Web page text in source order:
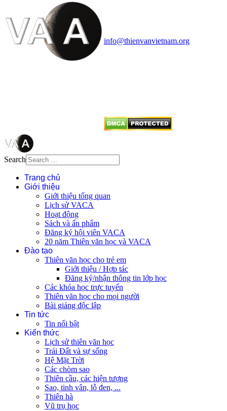
info@thienvanvietnam.org
Search
Trang chủ
Giới thiệu
Giới thiệu tổng quan
Lịch sử VACA
Hoạt động
Sách và ấn phẩm
Đăng ký hội viên VACA
20 năm Thiên văn học và VACA
Đào tạo
Thiên văn học cho trẻ em
Giới thiệu / Hợp tác
Đăng ký/nhận thông tin lớp học
Các khóa học trực tuyến
Thiên văn học cho mọi người
Bài giảng độc lập
Tin tức
Tin nổi bật
Kiến thức
Lịch sử thiên văn học
Trái Đất và sự sống
Hệ Mặt Trời
Các chòm sao
Thiên cầu, các hiện tượng
Sao, tinh vân, lỗ đen, ...
Thiên hà
Vũ trụ học